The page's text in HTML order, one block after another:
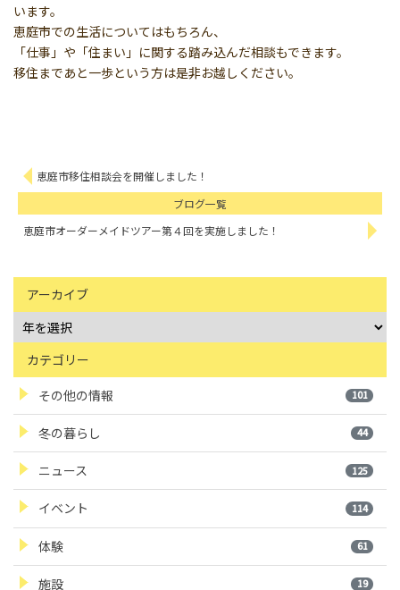
います。
恵庭市での生活についてはもちろん、
「仕事」や「住まい」に関する踏み込んだ相談もできます。
移住まであと一歩という方は是非お越しください。
恵庭市移住相談会を開催しました！
ブログ一覧
恵庭市オーダーメイドツアー第４回を実施しました！
アーカイブ
カテゴリー
その他の情報 101
冬の暮らし 44
ニュース 125
イベント 114
体験 61
施設 19